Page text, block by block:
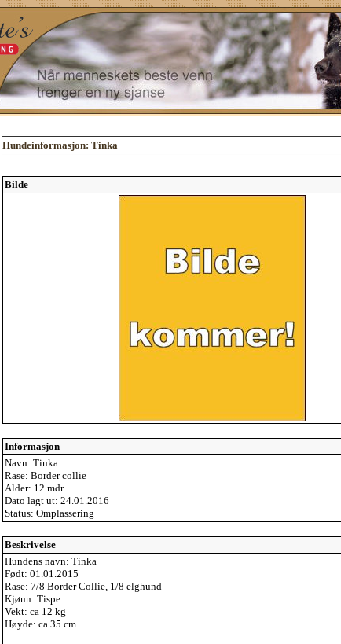
Hundeinformasjon: Tinka
Bilde
Informasjon
Navn: Tinka
Rase: Border collie
Alder: 12 mdr
Dato lagt ut: 24.01.2016
Status: Omplassering
Beskrivelse
Hundens navn: Tinka
Født: 01.01.2015
Rase: 7/8 Border Collie, 1/8 elghund
Kjønn: Tispe
Vekt: ca 12 kg
Høyde: ca 35 cm